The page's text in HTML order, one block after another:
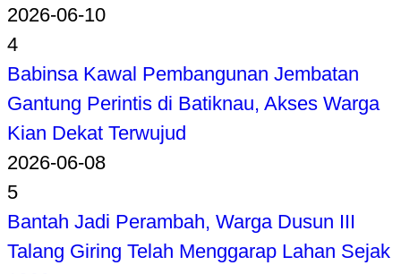
2026-06-10
4
Babinsa Kawal Pembangunan Jembatan
Gantung Perintis di Batiknau, Akses Warga
Kian Dekat Terwujud
2026-06-08
5
Bantah Jadi Perambah, Warga Dusun III
Talang Giring Telah Menggarap Lahan Sejak